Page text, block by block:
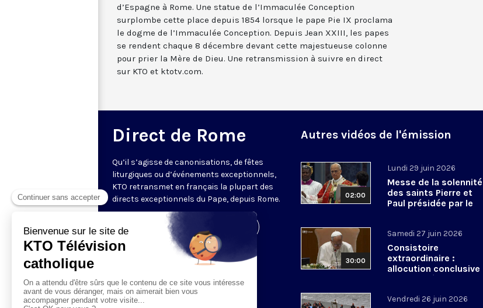
d’Espagne à Rome. Une statue de l’Immaculée Conception
surplombe cette place depuis 1854 lorsque le pape Pie IX proclama
le dogme de l’Immaculée Conception. Depuis Jean XXIII, les papes
se rendent chaque 8 décembre devant cette majestueuse colonne
pour prier la Mère de Dieu. Une retransmission à suivre en direct
sur KTO et ktotv.com.
Direct de Rome
Qu’il s’agisse de canonisations, de fêtes
liturgiques ou d’événements exceptionnels,
KTO retransmet en français la plupart des
directs exceptionnels du Pape, depuis Rome.
Visiter la page de l'émission
Autres vidéos de l'émission
02:00
Lundi 29 juin 2026
Messe de la solennité
des saints Pierre et
Paul présidée par le
pape Léon XIV - 29 juin
30:00
Samedi 27 juin 2026
Consistoire
extraordinaire :
allocution conclusive
du pape Léon XIV et Te
Vendredi 26 juin 2026